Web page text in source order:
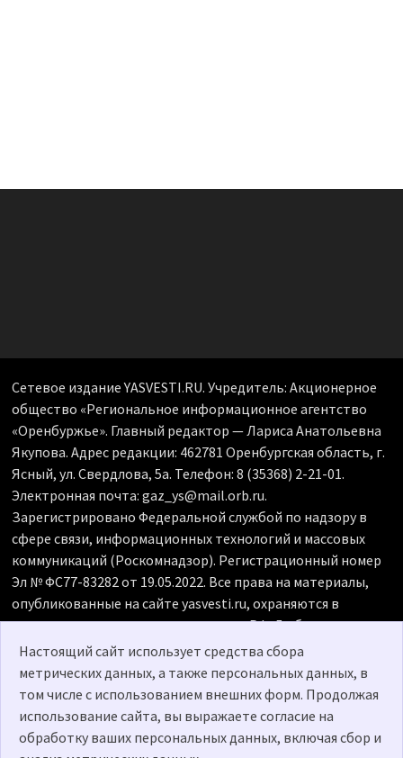
Сетевое издание YASVESTI.RU. Учредитель: Акционерное
общество «Региональное информационное агентство
«Оренбуржье». Главный редактор — Лариса Анатольевна
Якупова. Адрес редакции: 462781 Оренбургская область, г.
Ясный, ул. Свердлова, 5а. Телефон: 8 (35368) 2-21-01.
Электронная почта: gaz_ys@mail.orb.ru.
Зарегистрировано Федеральной службой по надзору в
сфере связи, информационных технологий и массовых
коммуникаций (Роскомнадзор). Регистрационный номер
Эл № ФС77-83282 от 19.05.2022. Все права на материалы,
опубликованные на сайте yasvesti.ru, охраняются в
соответствии с законодательством РФ. Любое
использование материалов допускается только по
согласованию с редакцией, гиперссылка на источник
обязательна. Редакция не несет ответственности за
достоверность рекламных объявлений, размещенных на
сайте yasvesti.ru, а также за содержание веб-сайтов, на
которые даны гиперссылки. 18+
Настоящий сайт использует средства сбора
метрических данных, а также персональных данных, в
том числе с использованием внешних форм. Продолжая
использование сайта, вы выражаете согласие на
обработку ваших персональных данных, включая сбор и